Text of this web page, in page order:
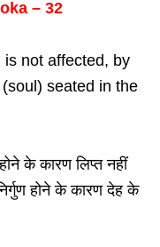
– 32
not affected, by
seated in the
के कारण लिप्त नहीं
होने के कारण देह के